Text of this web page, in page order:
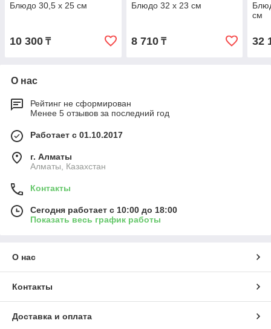
Блюдо 30,5 х 25 см
10 300 ₸
Блюдо 32 х 23 см
8 710₸
см
32
О нас
Рейтинг не сформирован
Менее 5 отзывов за последний год
Работает с 01.10.2017
г. Алматы
Алматы, Казахстан
Контакты
Сегодня работает с 10:00 до 18:00
Показать весь график работы
О нас
Контакты
Доставка и оплата